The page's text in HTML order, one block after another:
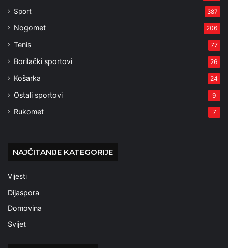
Sport 387
Nogomet 206
Tenis 77
Borilački sportovi 26
Košarka 24
Ostali sportovi 9
Rukomet 7
NAJČITANIJE KATEGORIJE
Vijesti
Dijaspora
Domovina
Svijet